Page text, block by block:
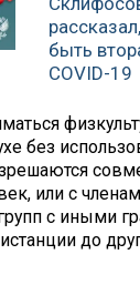
быть
COVID-19
без
или с
с иными
до